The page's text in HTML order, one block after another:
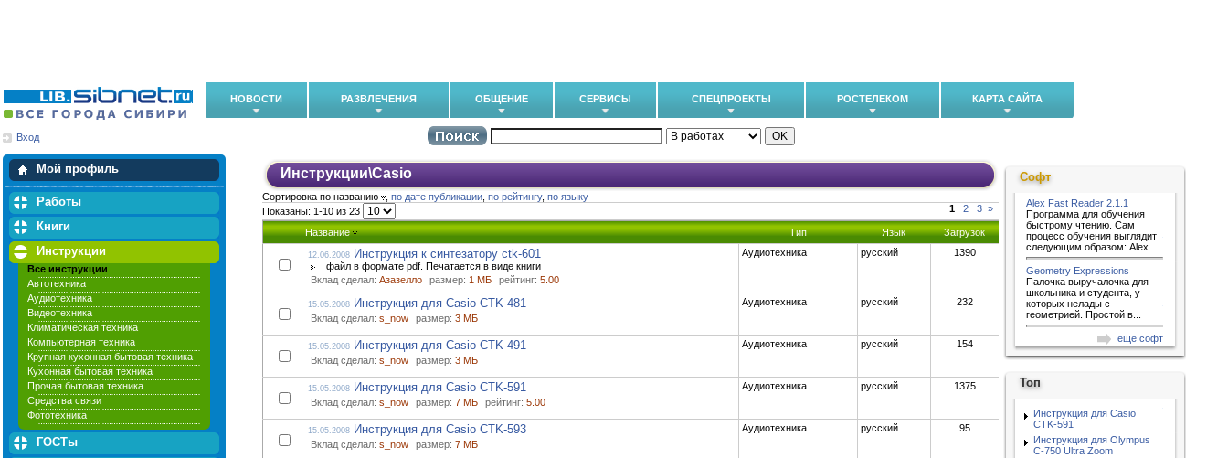
НОВОСТИ РАЗВЛЕЧЕНИЯ ОБЩЕНИЕ СЕРВИСЫ СПЕЦПРОЕКТЫ РОСТЕЛЕКОМ КАРТА САЙТА
Вход
Мой профиль
Мои закладки
Работы
Книги
Инструкции
Все инструкции
Автотехника
Аудиотехника
Видеотехника
Климатическая техника
Компьютерная техника
Крупная кухонная бытовая техника
Кухонная бытовая техника
Прочая бытовая техника
Средства связи
Фототехника
ГОСТы
Инструкции\Casio
Сортировка по названию по дате публикации по рейтингу, по языку
Показаны: 1-10 из 23
1 2 3 »
Название Тип Язык Загрузок
12.06.2008 Инструкция к синтезатору ctk-601
файл в формате pdf. Печатается в виде книги
Вклад сделал: Азазелло размер: 1 МБ рейтинг: 5.00
Аудиотехника русский 1390
15.05.2008 Инструкция для Casio CTK-481
Вклад сделал: s_now размер: 3 МБ
Аудиотехника русский 232
15.05.2008 Инструкция для Casio CTK-491
Вклад сделал: s_now размер: 3 МБ
Аудиотехника русский 154
15.05.2008 Инструкция для Casio CTK-591
Вклад сделал: s_now размер: 7 МБ рейтинг: 5.00
Аудиотехника русский 1375
15.05.2008 Инструкция для Casio CTK-593
Вклад сделал: s_now размер: 7 МБ
Аудиотехника русский 95
Софт
Alex Fast Reader 2.1.1
Программа для обучения
быстрому чтению. Сам
процесс обучения выглядит
следующим образом: Alex...
Geometry Expressions
Палочка выручалочка для
школьника и студента, у
которых нелады с
геометрией. Простой в...
еще софт
Топ
Инструкция для Casio
CTK-591
Инструкция для Olympus
C-750 Ultra Zoom